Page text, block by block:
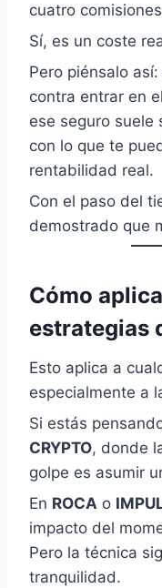
cuatro
Sí, es un coste
Pero piénsalo
contra entrar en
ese seguro suele
con lo que te
rentabilidad real.
Con el paso del
demostrado que
Cómo
estrategias
Esto aplica a
especialmente a
Si estás
CRYPTO, donde
golpe es asumir
En ROCA o
impacto del
Pero la técnica
tranquilidad.